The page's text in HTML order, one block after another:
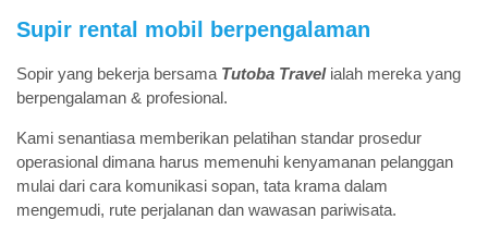
Supir rental mobil berpengalaman
Sopir yang bekerja bersama Tutoba Travelialah mereka yang
berpengalaman & profesional.
Kami senantiasa memberikan pelatihan standar prosedur
operasional dimana harus memenuhi kenyamanan pelanggan
mulai dari cara komunikasi sopan, tata krama dalam
mengemudi, rute perjalanan dan wawasan pariwisata.